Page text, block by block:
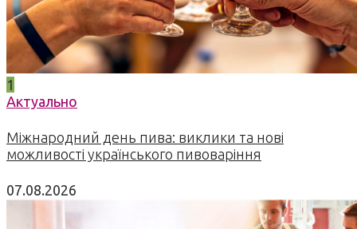
1
Актуально
Міжнародний день пива: виклики та нові
можливості українського пивоваріння
07.08.2026